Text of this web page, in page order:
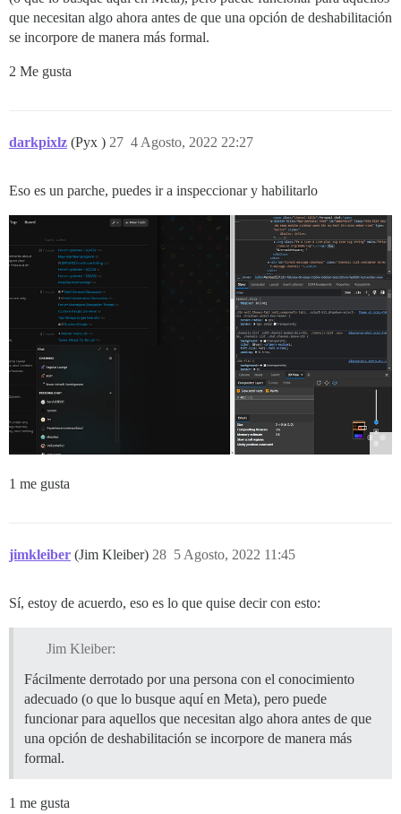
que necesitan algo ahora antes de que una opción de deshabilitación
se incorpore de manera más formal.
2 Me gusta
darkpixlz (Pyx ) 4 Agosto, 2022 22:27
27
Eso es un parche, puedes ir a inspeccionar y habilitarlo
1 me gusta
jimkleiber (Jim Kleiber) 5 Agosto, 2022 11:45
28
Sí, estoy de acuerdo, eso es lo que quise decir con esto:
Jim Kleiber:
Fácilmente derrotado por una persona con el conocimiento
adecuado (o que lo busque aquí en Meta), pero puede
funcionar para aquellos que necesitan algo ahora antes de que
una opción de deshabilitación se incorpore de manera más
formal.
1 me gusta